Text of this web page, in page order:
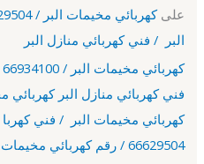
على
البر / فني كهربائي منازل البر
كهربائي مخيمات البر / فني كهربا
66629504 / رقم كهربائي مخيمات البر / فني كهربائي منازل البر